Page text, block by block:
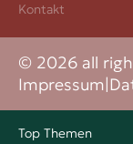
Kontakt
© 2026 all
Impressum|
Top Themen